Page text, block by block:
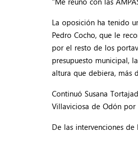
La oposición ha tenido
Pedro Cocho, que le
por el resto de los
presupuesto municipal,
altura que debiera, más
Continuó Susana
Villaviciosa de Odón
De las intervenciones